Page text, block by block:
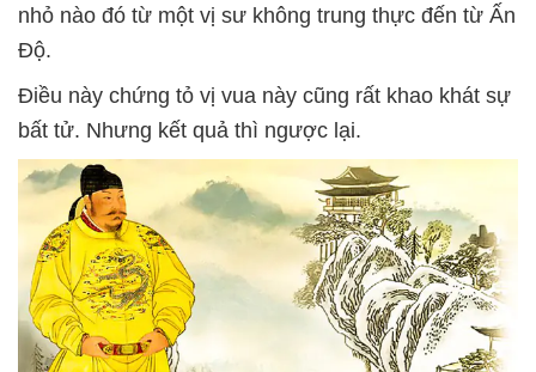
nhỏ nào đó từ một vị sư không trung thực đến từ Ấn
Độ.
Điều này chứng tỏ vị vua này cũng rất khao khát sự
bất tử. Nhưng kết quả thì ngược lại.